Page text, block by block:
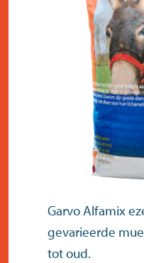
contact
Garvo Alfamix
gevarieerde
tot oud.